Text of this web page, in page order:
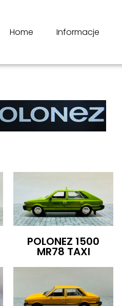
Home Informacje
POLONEZ 1500
MR78 TAXI